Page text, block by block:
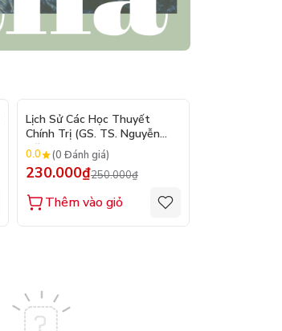
Lịch Sử Các Học Thuyết
Chính Trị (GS. TS. Nguyễn
Đăng Dung)
0.0 (0 Đánh giá)
230.000₫250.000₫
Thêm vào giỏ